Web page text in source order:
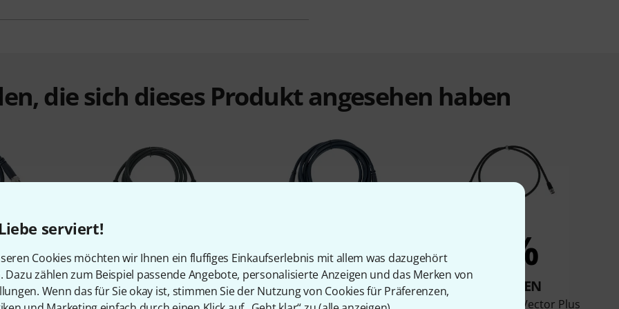
serviert!
Cookies möchten wir Ihnen ein fluffiges Einkaufserlebnis mit allem was dazugehört
Dazu zählen zum Beispiel passende Angebote, personalisierte Anzeigen und das Merken von
Wenn das für Sie okay ist, stimmen Sie der Nutzung von Cookies für Präferenzen,
die sich dieses Produkt angesehen haben
Cable
7%
KAUFTEN
Kramer C-BM/BM-6 Cable 1.8m
7%
KAUFTEN
Kramer C-BM/BM-10 Cable
5%
KAUFTEN
Sommer Cable Vector Plus